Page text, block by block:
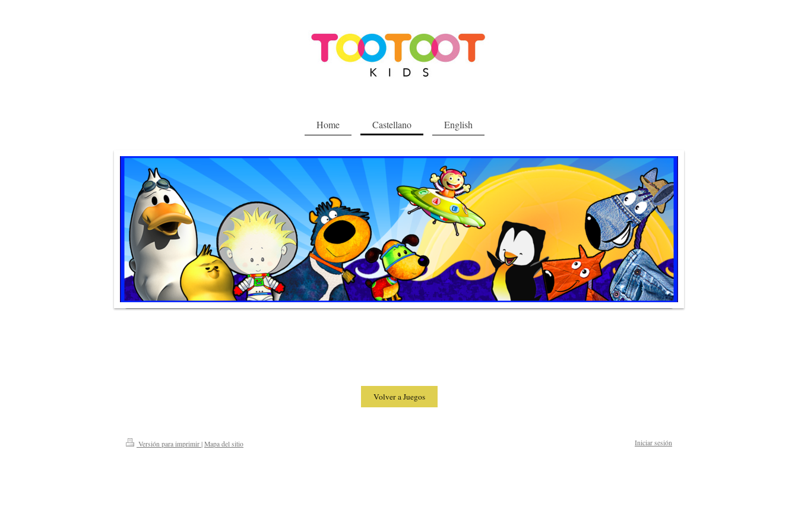
Home Castellano English
Volver a Juegos
Versión para imprimir | Mapa del sitio Iniciar sesión